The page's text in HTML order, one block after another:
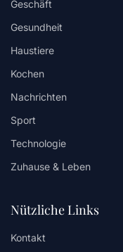
Geschäft
Gesundheit
Haustiere
Kochen
Nachrichten
Sport
Technologie
Zuhause & Leben
Nützliche Links
Kontakt